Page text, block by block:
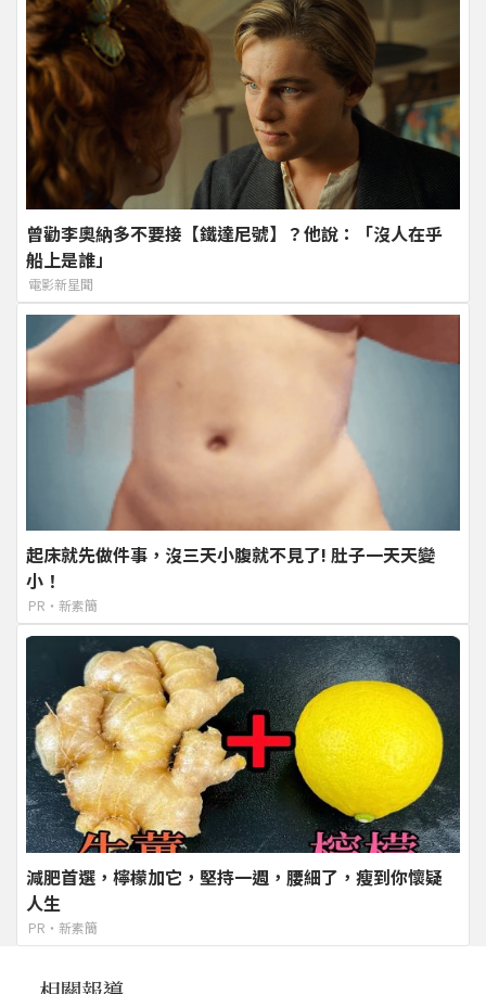
曾勸李奧納多不要接【鐵達尼號】？他說：「沒人在乎
船上是誰」
電影新星聞
起床就先做件事，沒三天小腹就不見了! 肚子一天天變
小！
PR・新素簡
減肥首選，檸檬加它，堅持一週，腰細了，瘦到你懷疑
人生
PR・新素簡